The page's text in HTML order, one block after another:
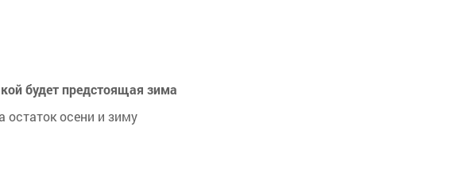
будет предстоящая зима
остаток осени и зиму